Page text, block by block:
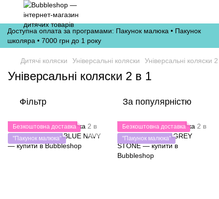
Доступна оплата за програмами: Пакунок малюка • Пакунок
школяра • 7000 грн до 1 року
Дитячі коляски Універсальні коляски Універсальні коляски
Універсальні коляски 2 в 1
Фільтр За популярністю
Безкоштовна доставка
"Пакунок малюка"
Безкоштовна доставка
"Пакунок малюка"